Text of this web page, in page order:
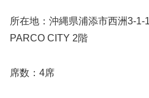
所在地：沖縄県浦添市西洲3-1-
PARCO CITY 2階
席数：4席